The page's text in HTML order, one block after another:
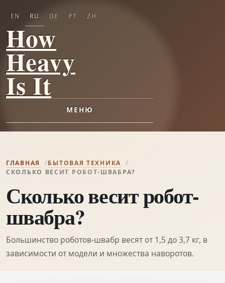
How
Heavy
Is It
МЕНЮ
EN RU DE PT ZH
ГЛАВНАЯ
БЫТОВАЯ ТЕХНИКА
СКОЛЬКО ВЕСИТ РОБОТ-ШВАБРА?
Сколько весит робот-
швабра?
Большинство роботов-швабр весят от 1,5 до 3,7 кг, в
зависимости от модели и множества наворотов.